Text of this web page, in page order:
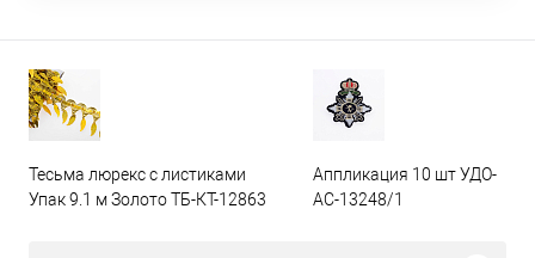
Тесьма люрекс с листиками
Упак 9.1 м Золото ТБ-КТ-12863
Аппликация 10 шт УДО-
АС-13248/1